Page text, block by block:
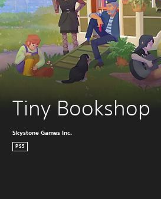
Tiny Bookshop
Skystone Games Inc.
PS5